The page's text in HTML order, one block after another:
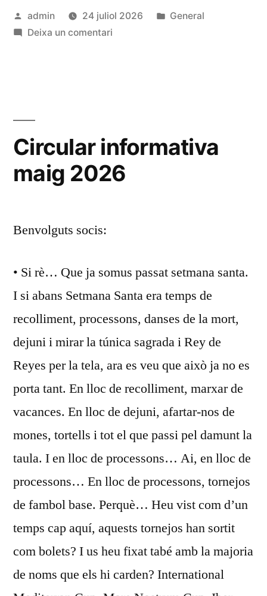
Publicat
per
admin 24 juliol 2026
Publicat
General
Deixa un comentaria
Circular informativa
maig 2026
Benvolguts socis:
•⁠ ⁠Si rè… Que ja somus passat setmana santa.
I si abans Setmana Santa era temps de
recolliment, processons, danses de la mort,
dejuni i mirar la túnica sagrada i Rey de
Reyes per la tela, ara es veu que això ja no es
porta tant. En lloc de recolliment, marxar de
vacances. En lloc de dejuni, afartar-nos de
mones, tortells i tot el que passi pel damunt la
taula. I en lloc de processons… Ai, en lloc de
processons… En lloc de processons, tornejos
de fambol base. Perquè… Heu vist com d’un
temps cap aquí, aquests tornejos han sortit
com bolets? I us heu fixat tabé amb la majoria
de noms que els hi carden? International